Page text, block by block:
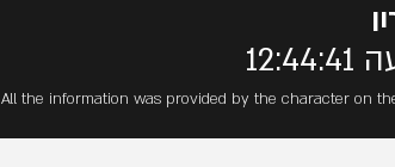
All the information was provided by the character on